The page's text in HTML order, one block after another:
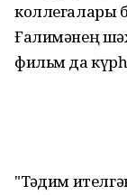
коллегалары
Ғалимәнең
фильм да
"Тәҡдим